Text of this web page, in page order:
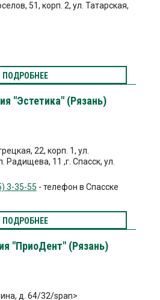
51, корп. 2, ул. Татарская,
ПОДРОБНЕЕ
"Эстетика" (Рязань)
22, корп. 1, ул.
Радищева, 11 ,г. Спасск, ул.
3-35-55 - телефон в Спасске
ПОДРОБНЕЕ
"ПриоДент" (Рязань)
д. 64/32/span>